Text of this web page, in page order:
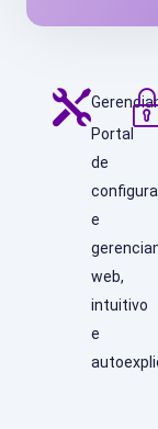
Portal
de
e
web,
intuitivo
e